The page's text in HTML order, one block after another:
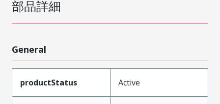
部品詳細
General
productStatus Active